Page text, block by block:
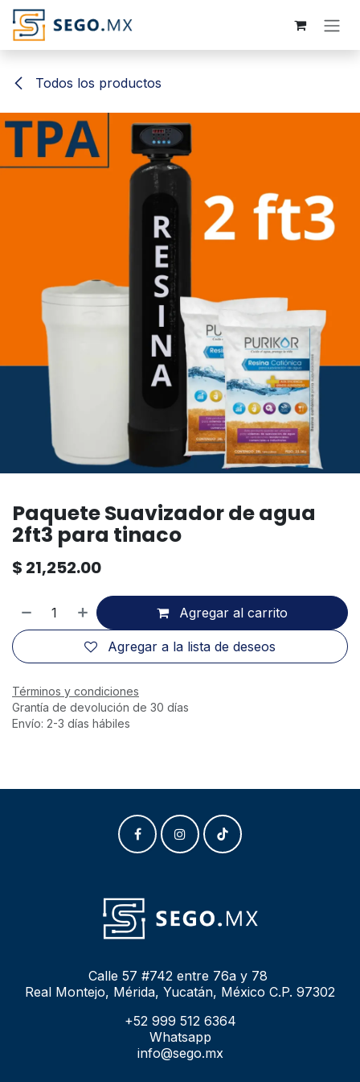
Ir al contenido
Todos los productos
Paquete Suavizador de agua
2ft3 para tinaco
$ 21,252.00
Agregar al carrito
Agregar a la lista de deseos
Términos y condiciones
Grantía de devolución de 30 días
Envío: 2-3 días hábiles
Calle 57 #742 entre 76a y 78
Real Montejo, Mérida, Yucatán, México C.P. 97302
+52 999 512 6364
Whatsapp
info@sego.mx